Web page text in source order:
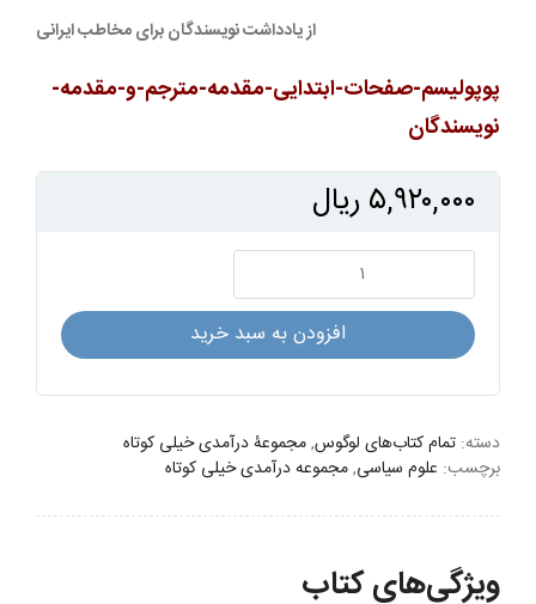
از یادداشت نویسندگان برای مخاطب ایرانی
پوپولیسم-صفحات-ابتدایی-مقدمه-مترجم-و-مقدمه-
نویسندگان
۵,۹۲۰,۰۰۰ ریال
درآمدی
خیلی
کوتاه
افزودن به سبد خرید
دسته: تمام کتاب‌های لوگوس,مجموعۀ درآمدی خیلی کوتاه
برچسب: علوم سیاسی,مجموعه درآمدی خیلی کوتاه
ویژگی‌های کتاب